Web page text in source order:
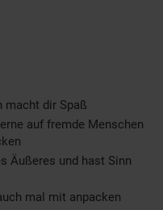
macht dir Spaß
auf fremde Menschen
Äußeres und hast Sinn
mal mit anpacken